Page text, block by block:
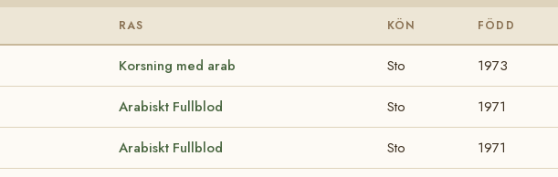
RAS KÖN FÖDD
Korsning med arab Sto 1973
Arabiskt Fullblod Sto 1971
Arabiskt Fullblod Sto 1971